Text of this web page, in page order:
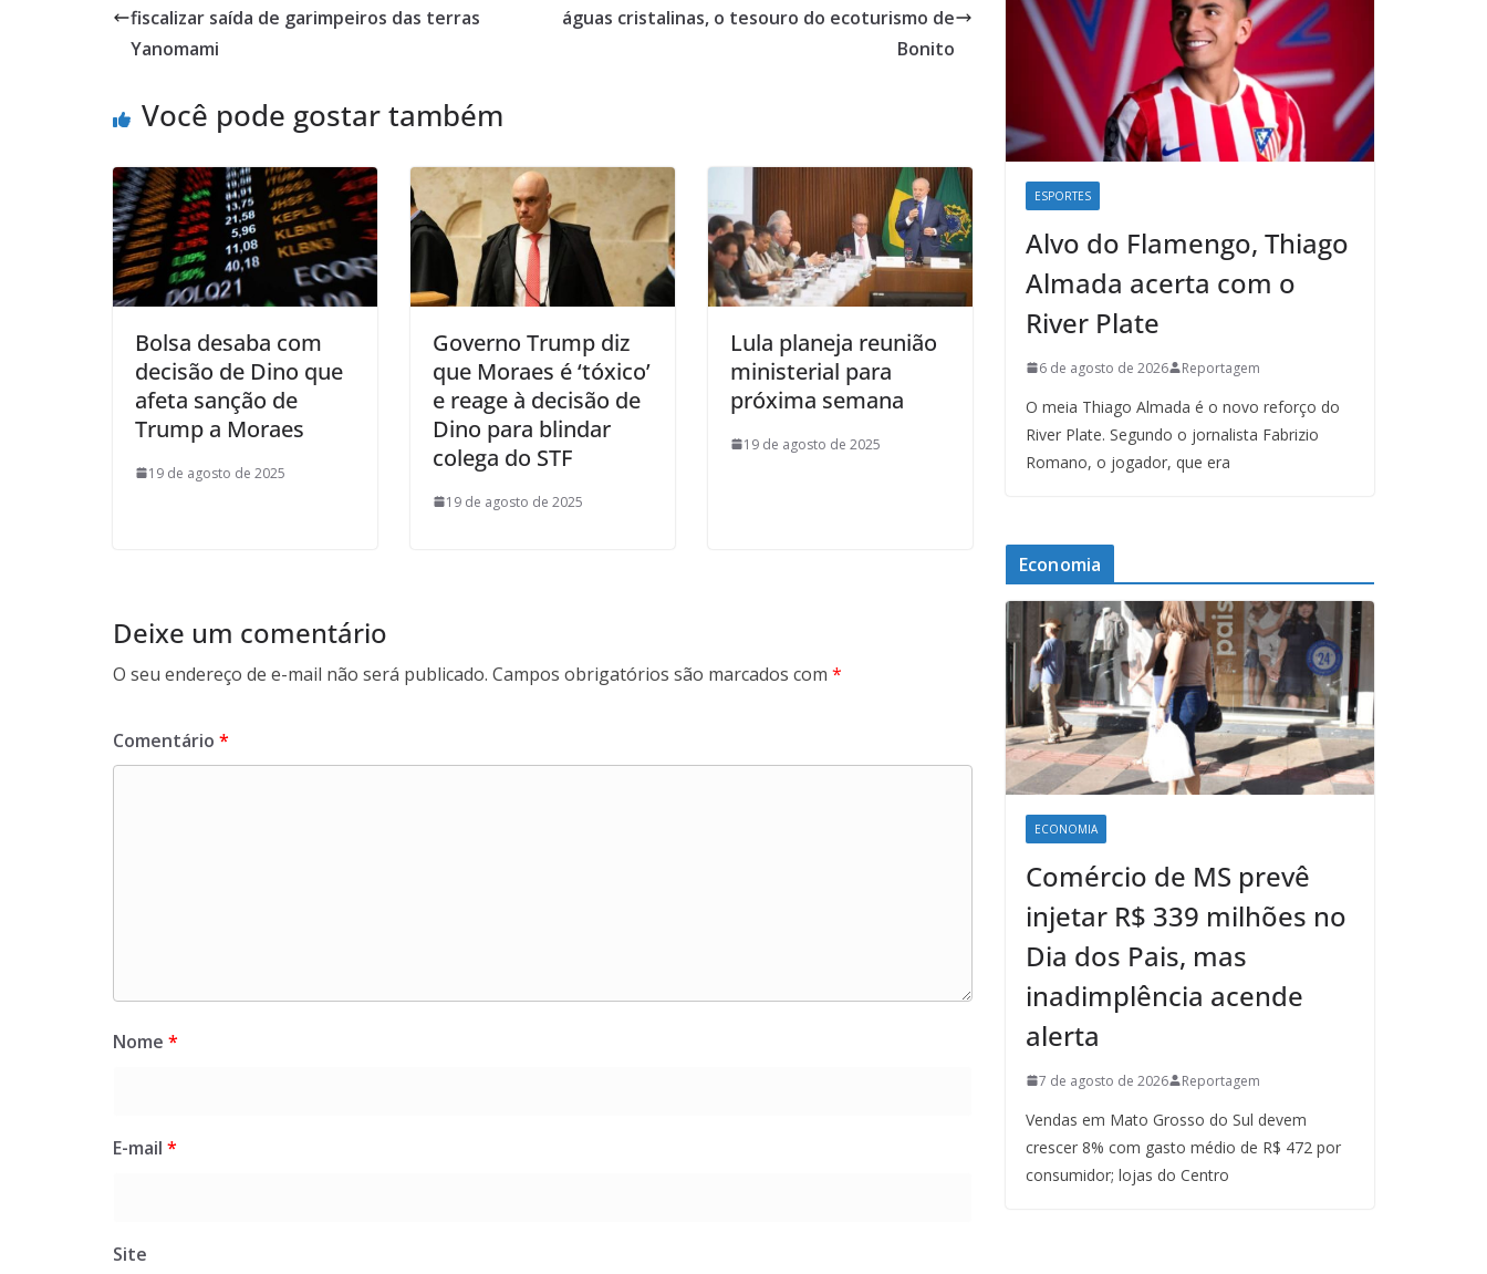
fiscalizar saída de garimpeiros das terras
Yanomami
águas cristalinas, o tesouro do ecoturismo de
Bonito
Você pode gostar também
Bolsa desaba com
decisão de Dino que
afeta sanção de
Trump a Moraes
19 de agosto de 2025
Governo Trump diz
que Moraes é ‘tóxico’
e reage à decisão de
Dino para blindar
colega do STF
19 de agosto de 2025
Lula planeja reunião
ministerial para
próxima semana
19 de agosto de 2025
Deixe um comentário
O seu endereço de e-mail não será publicado. Campos obrigatórios são marcados com *
Comentário *
Nome *
E-mail *
Site
ESPORTES
Alvo do Flamengo, Thiago
Almada acerta com o
River Plate
6 de agosto de 2026 Reportagem
O meia Thiago Almada é o novo reforço do
River Plate. Segundo o jornalista Fabrizio
Romano, o jogador, que era
Economia
ECONOMIA
Comércio de MS prevê
injetar R$ 339 milhões no
Dia dos Pais, mas
inadimplência acende
alerta
7 de agosto de 2026 Reportagem
Vendas em Mato Grosso do Sul devem
crescer 8% com gasto médio de R$ 472 por
consumidor; lojas do Centro